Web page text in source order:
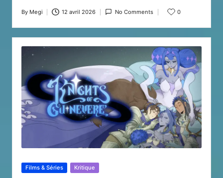
Posted
by
By Megi 12 avril 2026 No Comments 0
Posted
Films & Séries Kritique